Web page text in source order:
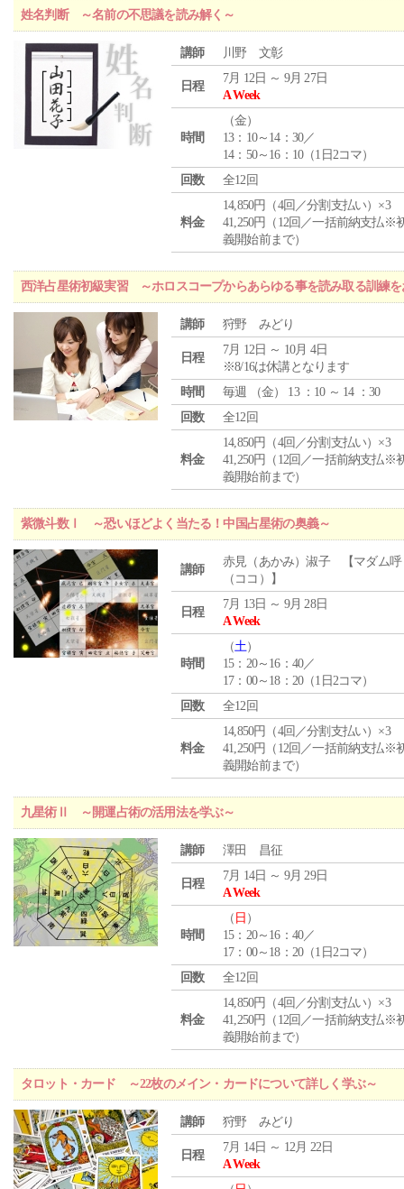
姓名判断 ～名前の不思議を読み解く～
講師 川野 文彰
日程
7月 12日 ～ 9月 27日
A Week
時間
（金）
13：10～14：30／
14：50～16：10（1日2コマ）
回数
全12回
料金
14,850円（4回／分割支払い）×3
41,250円（12回／一括前納支払※
義開始前まで）
西洋占星術初級実習 ～ホロスコープからあらゆる事を読み取る訓練を
講師 狩野 みどり
日程
7月 12日 ～ 10月 4日
※8/16は休講となります
時間
毎週 （金） 13 ：10 ～ 14 ：30
回数
全12回
料金
14,850円（4回／分割支払い）×3
41,250円（12回／一括前納支払※
義開始前まで）
紫微斗数Ⅰ ～恐いほどよく当たる！中国占星術の奥義～
講師
赤見（あかみ）淑子 【マダム呼
（ココ）】
日程
7月 13日 ～ 9月 28日
A Week
時間
（土）
15：20～16：40／
17：00～18：20（1日2コマ）
回数
全12回
料金
14,850円（4回／分割支払い）×3
41,250円（12回／一括前納支払※
義開始前まで）
九星術Ⅱ ～開運占術の活用法を学ぶ～
講師 澤田 昌征
日程
7月 14日 ～ 9月 29日
A Week
時間
（ 日 ）
15：20～16：40／
17：00～18：20（1日2コマ）
回数
全12回
料金
14,850円（4回／分割支払い）×3
41,250円（12回／一括前納支払※
義開始前まで）
タロット・カード ～22枚のメイン・カードについて詳しく学ぶ～
講師 狩野 みどり
日程
7月 14日 ～ 12月 22日
A Week